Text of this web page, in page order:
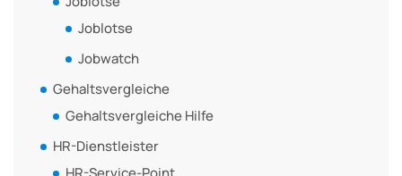
Joblotse
Jobwatch
Gehaltsvergleiche
Gehaltsvergleiche Hilfe
HR-Dienstleister